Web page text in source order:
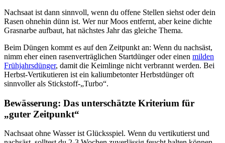
Nachsaat ist dann sinnvoll, wenn du offene Stellen siehst oder dein
Rasen ohnehin dünn ist. Wer nur Moos entfernt, aber keine dichte
Grasnarbe aufbaut, hat nächstes Jahr das gleiche Thema.
Beim Düngen kommt es auf den Zeitpunkt an: Wenn du nachsäst,
nimm eher einen rasenverträglichen Startdünger oder einen milden
Frühjahrsdünger, damit die Keimlinge nicht verbrannt werden. Bei
Herbst-Vertikutieren ist ein kaliumbetonter Herbstdünger oft
sinnvoller als Stickstoff-„Turbo“.
Bewässerung: Das unterschätzte Kriterium für
„guter Zeitpunkt“
Nachsaat ohne Wasser ist Glücksspiel. Wenn du vertikutierst und